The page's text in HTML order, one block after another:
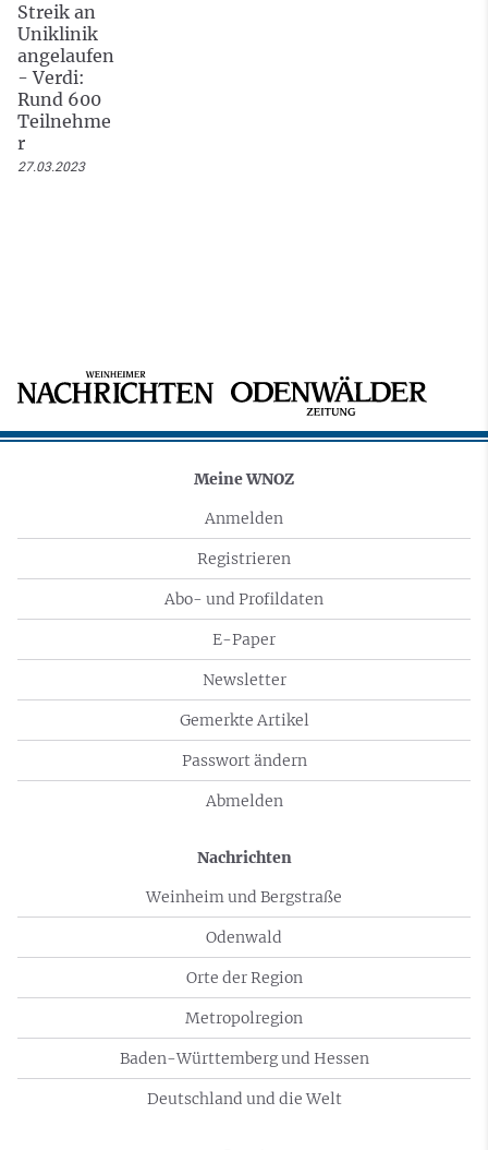
Streik an
Uniklinik
angelaufen
- Verdi:
Rund 600
Teilnehme
r
27.03.2023
Meine WNOZ
Anmelden
Registrieren
Abo- und Profildaten
E-Paper
Newsletter
Gemerkte Artikel
Passwort ändern
Abmelden
Nachrichten
Weinheim und Bergstraße
Odenwald
Orte der Region
Metropolregion
Baden-Württemberg und Hessen
Deutschland und die Welt